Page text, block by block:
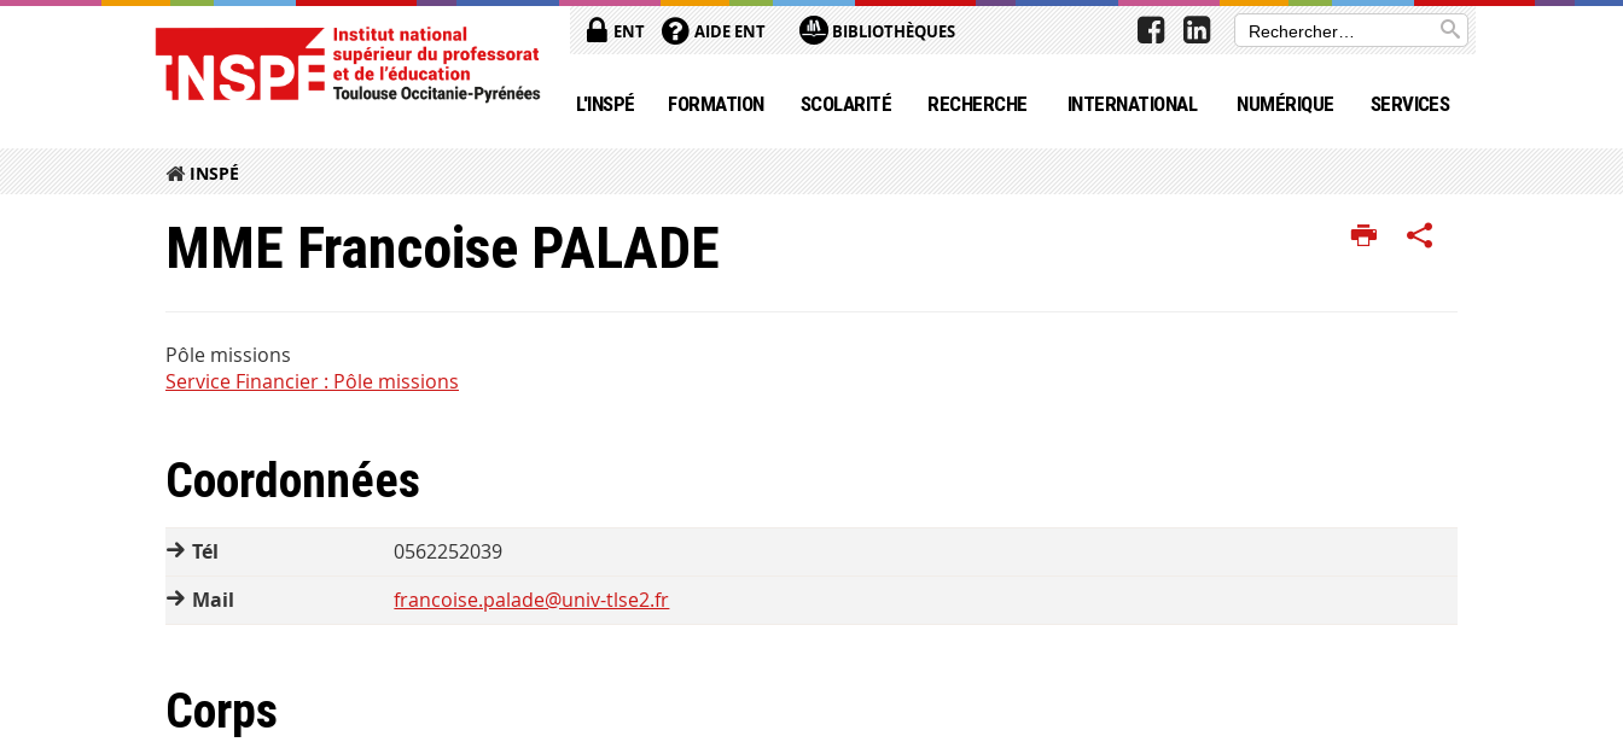
ENT AIDE ENT BIBLIOTHÈQUES
L'INSPÉ FORMATION SCOLARITÉ RECHERCHE INTERNATIONAL NUMÉRIQUE SERVICES
INSPÉ
MME Francoise PALADE
Pôle missions
Service Financier : Pôle missions
Coordonnées
Tél
0562252039
Mail
francoise.palade@univ-tlse2.fr
Corps